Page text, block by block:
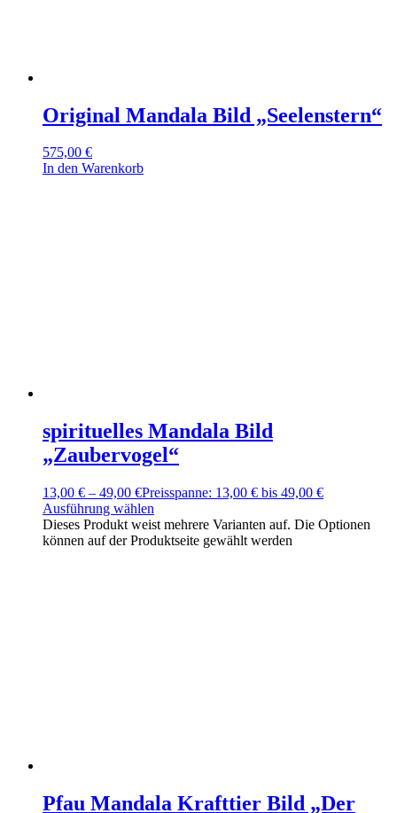
Original Mandala Bild „Seelenstern“
575,00 €
In den Warenkorb
spirituelles Mandala Bild
„Zaubervogel“
13,00 € – 49,00 €Preisspanne: 13,00 € bis 49,00 €
Ausführung wählen
Dieses Produkt weist mehrere Varianten auf. Die Optionen
können auf der Produktseite gewählt werden
Pfau Mandala Krafttier Bild „Der